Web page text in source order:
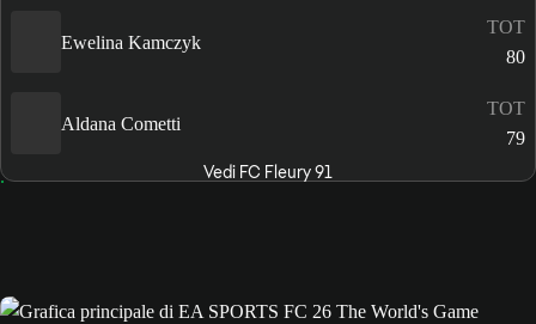
Ewelina Kamczyk
TOT
80
Aldana Cometti
TOT
79
Vedi FC Fleury 91